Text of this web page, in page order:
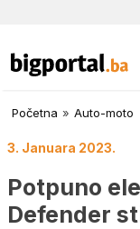
Početna » Auto-moto
3. Januara 2023.
Potpuno
Defender